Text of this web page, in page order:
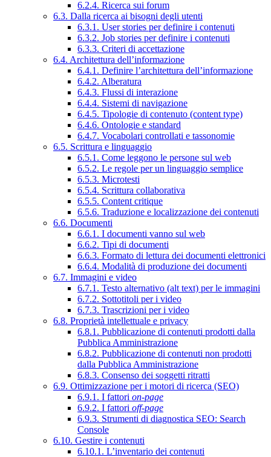
6.2.4. Ricerca sui forum
6.3. Dalla ricerca ai bisogni degli utenti
6.3.1. User stories per definire i contenuti
6.3.2. Job stories per definire i contenuti
6.3.3. Criteri di accettazione
6.4. Architettura dell’informazione
6.4.1. Definire l’architettura dell’informazione
6.4.2. Alberatura
6.4.3. Flussi di interazione
6.4.4. Sistemi di navigazione
6.4.5. Tipologie di contenuto (content type)
6.4.6. Ontologie e standard
6.4.7. Vocabolari controllati e tassonomie
6.5. Scrittura e linguaggio
6.5.1. Come leggono le persone sul web
6.5.2. Le regole per un linguaggio semplice
6.5.3. Microtesti
6.5.4. Scrittura collaborativa
6.5.5. Content critique
6.5.6. Traduzione e localizzazione dei contenuti
6.6. Documenti
6.6.1. I documenti vanno sul web
6.6.2. Tipi di documenti
6.6.3. Formato di lettura dei documenti elettronici
6.6.4. Modalità di produzione dei documenti
6.7. Immagini e video
6.7.1. Testo alternativo (alt text) per le immagini
6.7.2. Sottotitoli per i video
6.7.3. Trascrizioni per i video
6.8. Proprietà intellettuale e privacy
6.8.1. Pubblicazione di contenuti prodotti dalla
Pubblica Amministrazione
6.8.2. Pubblicazione di contenuti non prodotti
dalla Pubblica Amministrazione
6.8.3. Consenso dei soggetti ritratti
6.9. Ottimizzazione per i motori di ricerca (SEO)
6.9.1. I fattori on-page
6.9.2. I fattori off-page
6.9.3. Strumenti di diagnostica SEO: Search
Console
6.10. Gestire i contenuti
6.10.1. L’inventario dei contenuti